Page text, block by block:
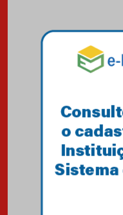
solidária
Minas
Primeiro